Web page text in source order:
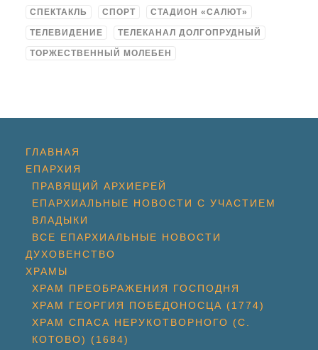
СПЕКТАКЛЬ СПОРТ СТАДИОН «САЛЮТ»
ТЕЛЕВИДЕНИЕ ТЕЛЕКАНАЛ ДОЛГОПРУДНЫЙ
ТОРЖЕСТВЕННЫЙ МОЛЕБЕН
ГЛАВНАЯ
ЕПАРХИЯ
ПРАВЯЩИЙ АРХИЕРЕЙ
ЕПАРХИАЛЬНЫЕ НОВОСТИ С УЧАСТИЕМ
ВЛАДЫКИ
ВСЕ ЕПАРХИАЛЬНЫЕ НОВОСТИ
ДУХОВЕНСТВО
ХРАМЫ
ХРАМ ПРЕОБРАЖЕНИЯ ГОСПОДНЯ
ХРАМ ГЕОРГИЯ ПОБЕДОНОСЦА (1774)
ХРАМ СПАСА НЕРУКОТВОРНОГО (С.
КОТОВО) (1684)